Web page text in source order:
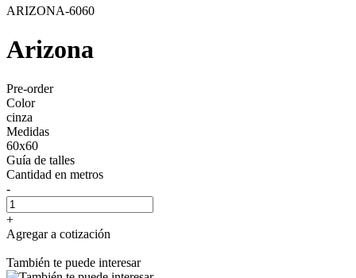
ARIZONA-6060
Arizona
Pre-order
Color
cinza
Medidas
60x60
Guía de talles
Cantidad en metros
-
+
Agregar a cotización
También te puede interesar